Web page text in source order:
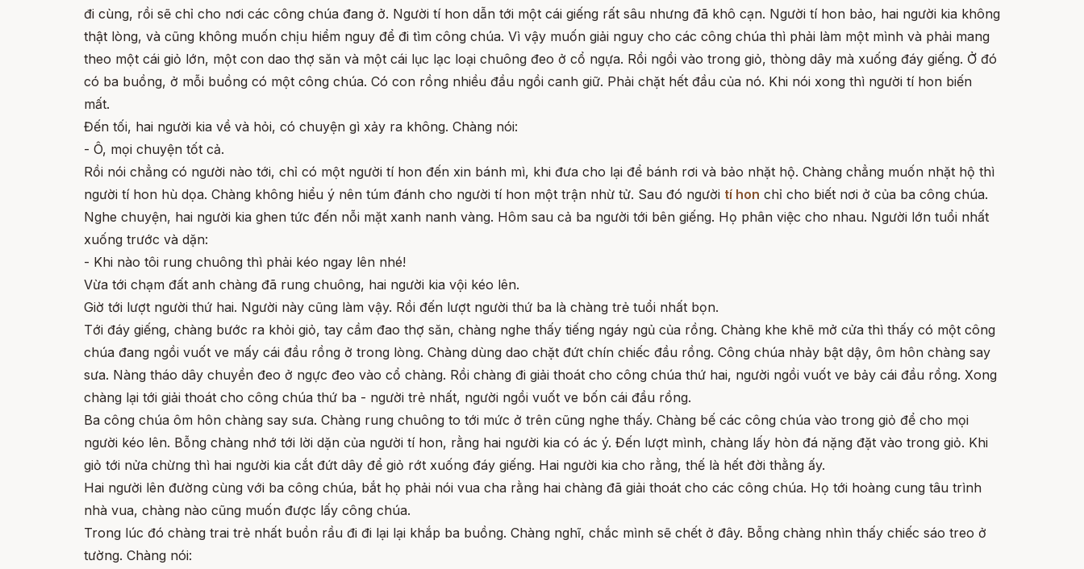
đi cùng, rồi sẽ chỉ cho nơi các công chúa đang ở. Người tí hon dẫn tới một cái giếng rất sâu nhưng đã khô cạn. Người tí hon bảo, hai người kia không
thật lòng, và cũng không muốn chịu hiểm nguy để đi tìm công chúa. Vì vậy muốn giải nguy cho các công chúa thì phải làm một mình và phải mang
theo một cái giỏ lớn, một con dao thợ săn và một cái lục lạc loại chuông đeo ở cổ ngựa. Rồi ngồi vào trong giỏ, thòng dây mà xuống đáy giếng. Ở đó
có ba buồng, ở mỗi buồng có một công chúa. Có con rồng nhiều đầu ngồi canh giữ. Phải chặt hết đầu của nó. Khi nói xong thì người tí hon biến
mất.
Đến tối, hai người kia về và hỏi, có chuyện gì xảy ra không. Chàng nói:
- Ô, mọi chuyện tốt cả.
Rồi nói chẳng có người nào tới, chỉ có một người tí hon đến xin bánh mì, khi đưa cho lại để bánh rơi và bảo nhặt hộ. Chàng chẳng muốn nhặt hộ thì
người tí hon hù dọa. Chàng không hiểu ý nên túm đánh cho người tí hon một trận nhừ tử. Sau đó người tí hon chỉ cho biết nơi ở của ba công chúa.
Nghe chuyện, hai người kia ghen tức đến nỗi mặt xanh nanh vàng. Hôm sau cả ba người tới bên giếng. Họ phân việc cho nhau. Người lớn tuổi nhất
xuống trước và dặn:
- Khi nào tôi rung chuông thì phải kéo ngay lên nhé!
Vừa tới chạm đất anh chàng đã rung chuông, hai người kia vội kéo lên.
Giờ tới lượt người thứ hai. Người này cũng làm vậy. Rồi đến lượt người thứ ba là chàng trẻ tuổi nhất bọn.
Tới đáy giếng, chàng bước ra khỏi giỏ, tay cầm đao thợ săn, chàng nghe thấy tiếng ngáy ngủ của rồng. Chàng khe khẽ mở cửa thì thấy có một công
chúa đang ngồi vuốt ve mấy cái đầu rồng ở trong lòng. Chàng dùng dao chặt đứt chín chiếc đầu rồng. Công chúa nhảy bật dậy, ôm hôn chàng say
sưa. Nàng tháo dây chuyền đeo ở ngực đeo vào cổ chàng. Rồi chàng đi giải thoát cho công chúa thứ hai, người ngồi vuốt ve bảy cái đầu rồng. Xong
chàng lại tới giải thoát cho công chúa thứ ba - người trẻ nhất, người ngồi vuốt ve bốn cái đầu rồng.
Ba công chúa ôm hôn chàng say sưa. Chàng rung chuông to tới mức ở trên cũng nghe thấy. Chàng bế các công chúa vào trong giỏ để cho mọi
người kéo lên. Bỗng chàng nhớ tới lời dặn của người tí hon, rằng hai người kia có ác ý. Đến lượt mình, chàng lấy hòn đá nặng đặt vào trong giỏ. Khi
giỏ tới nửa chừng thì hai người kia cắt đứt dây để giỏ rớt xuống đáy giếng. Hai người kia cho rằng, thế là hết đời thằng ấy.
Hai người lên đường cùng với ba công chúa, bắt họ phải nói vua cha rằng hai chàng đã giải thoát cho các công chúa. Họ tới hoàng cung tâu trình
nhà vua, chàng nào cũng muốn được lấy công chúa.
Trong lúc đó chàng trai trẻ nhất buồn rầu đi đi lại lại khắp ba buồng. Chàng nghĩ, chắc mình sẽ chết ở đây. Bỗng chàng nhìn thấy chiếc sáo treo ở
tường. Chàng nói: